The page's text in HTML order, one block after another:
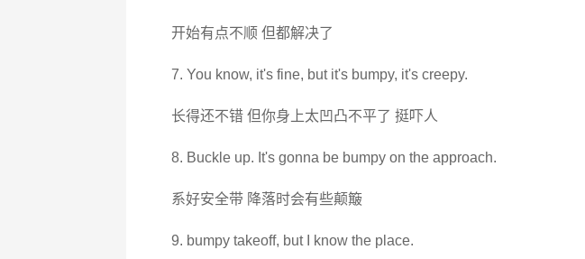
开始有点不顺 但都解决了
7. You know, it's fine, but it's bumpy, it's creepy.
长得还不错 但你身上太凹凸不平了 挺吓人
8. Buckle up. It's gonna be bumpy on the approach.
系好安全带 降落时会有些颠簸
9. bumpy takeoff, but I know the place.